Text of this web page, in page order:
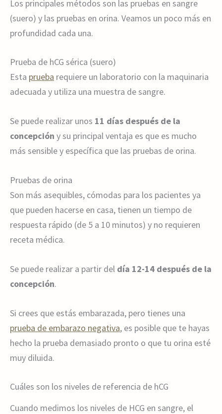
Los principales métodos son las pruebas en sangre
(suero) y las pruebas en orina. Veamos un poco más en
profundidad cada una.
Prueba de hCG sérica (suero)
Esta prueba requiere un laboratorio con la maquinaria
adecuada y utiliza una muestra de sangre.
Se puede realizar unos 11 días después de la
concepción y su principal ventaja es que es mucho
más sensible y específica que las pruebas de orina.
Pruebas de orina
Son más asequibles, cómodas para los pacientes ya
que pueden hacerse en casa, tienen un tiempo de
respuesta rápido (de 5 a 10 minutos) y no requieren
receta médica.
Se puede realizar a partir del día 12-14 después de la
concepción.
Si crees que estás embarazada, pero tienes una
prueba de embarazo negativa, es posible que te hayas
hecho la prueba demasiado pronto o que tu orina esté
muy diluida.
Cuáles son los niveles de referencia de hCG
Cuando medimos los niveles de HCG en sangre, el